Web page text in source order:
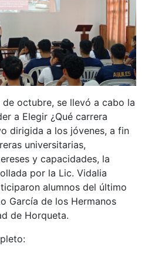
octubre, se llevó a cabo la
a Elegir ¿Qué carrera
dirigida a los jóvenes, a fin
universitarias,
y capacidades, la
por la Lic. Vidalia
alumnos del último
García de los Hermanos
de Horqueta.